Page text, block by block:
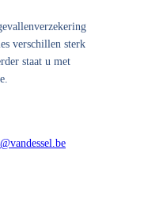
verschillen sterk
staat u met